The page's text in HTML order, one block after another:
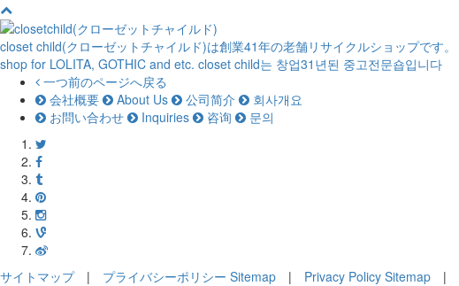
closet child(クローゼットチャイルド)は創業41年の老舗リサイクルショップです。
shop for LOLITA, GOTHIC and etc. closet child는 창업31년된 중고전문숍입니다
一つ前のページへ戻る
会社概要
About Us 公司简介
회사개요
お問い合わせ
Inquiries 咨询 문의
サイトマップ| プライバシーポリシー Sitemap | Privacy Policy Sitemap |